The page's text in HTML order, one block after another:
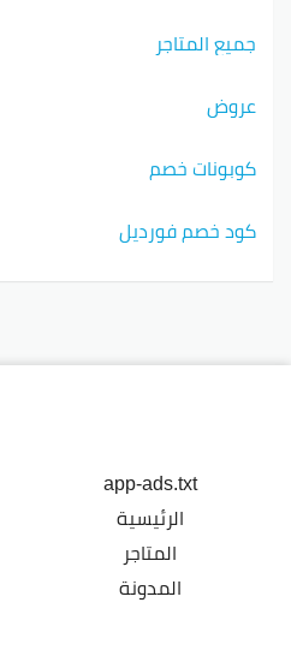
جميع المتاجر
عروض
كوبونات خصم
كود خصم فورديل
app-ads.txt
الرئيسية
المتاجر
المدونة